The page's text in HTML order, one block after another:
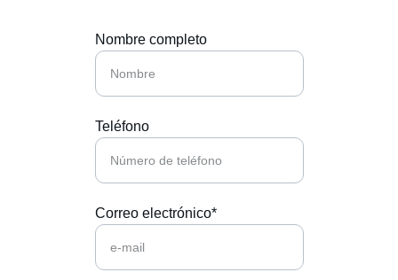
Nombre completo
Teléfono
Correo electrónico*